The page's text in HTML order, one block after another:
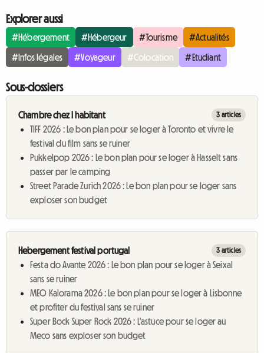
Explorer aussi
#Hébergement #Hébergeur #Tourisme #Actualités
#Infos légales #Voyageur #Colocation #Etudiant
Sous-dossiers
Chambre chez l habitant 3 articles
TIFF 2026 : Le bon plan pour se loger à Toronto et vivre le
festival du film sans se ruiner
Pukkelpop 2026 : Le bon plan pour se loger à Hasselt sans
passer par le camping
Street Parade Zurich 2026 : Le bon plan pour se loger sans
exploser son budget
Hebergement festival portugal 3 articles
Festa do Avante 2026 : Le bon plan pour se loger à Seixal
sans se ruiner
MEO Kalorama 2026 : Le bon plan pour se loger à Lisbonne
et profiter du festival sans se ruiner
Super Bock Super Rock 2026 : L'astuce pour se loger au
Meco sans exploser son budget